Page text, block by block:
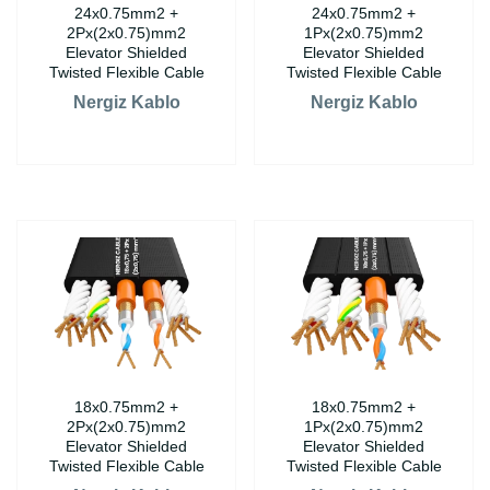
24x0.75mm2 +
2Px(2x0.75)mm2
Elevator Shielded
Twisted Flexible Cable
Nergiz Kablo
24x0.75mm2 +
1Px(2x0.75)mm2
Elevator Shielded
Twisted Flexible Cable
Nergiz Kablo
18x0.75mm2 +
2Px(2x0.75)mm2
Elevator Shielded
Twisted Flexible Cable
18x0.75mm2 +
1Px(2x0.75)mm2
Elevator Shielded
Twisted Flexible Cable